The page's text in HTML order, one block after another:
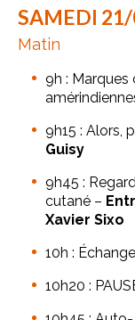
SAMEDI
Matin
9h : Marques
9h15 : Alors,
Guisy
9h45 :
cutané –
Xavier Sixo
10h :
10h20 :